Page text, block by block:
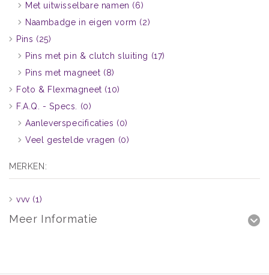
Met uitwisselbare namen (6)
Naambadge in eigen vorm (2)
Pins (25)
Pins met pin & clutch sluiting (17)
Pins met magneet (8)
Foto & Flexmagneet (10)
F.A.Q. - Specs. (0)
Aanleverspecificaties (0)
Veel gestelde vragen (0)
MERKEN:
vvv (1)
Meer Informatie